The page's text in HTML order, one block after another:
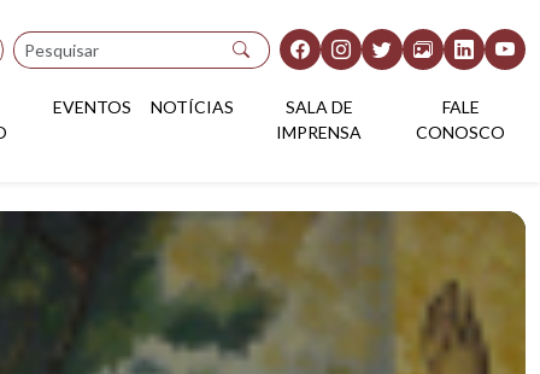
Pesquisar
EVENTOS NOTÍCIAS
SALA DE
IMPRENSA
FALE
CONOSCO